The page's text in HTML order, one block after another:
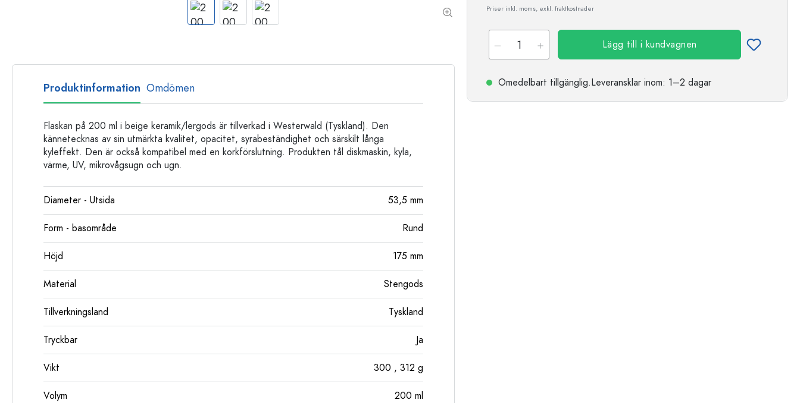
Glasflaskor
Plastflaskor
Priser inkl. moms, exkl. fraktkostnader
Lägg till i kundvagnen
Omedelbart tillgänglig.Leveransklar inom: 1–2 dagar
Produktinformation Omdömen
Flaskan på 200 ml i beige keramik/lergods är tillverkad i Westerwald (Tyskland). Den
kännetecknas av sin utmärkta kvalitet, opacitet, syrabeständighet och särskilt långa
kyleffekt. Den är också kompatibel med en korkförslutning. Produkten tål diskmaskin, kyla,
värme, UV, mikrovågsugn och ugn.
Diameter - Utsida 53,5 mm
Form - basområde Rund
Höjd 175 mm
Material Stengods
Tillverkningsland Tyskland
Tryckbar Ja
Vikt 300 , 312 g
Volym 200 ml